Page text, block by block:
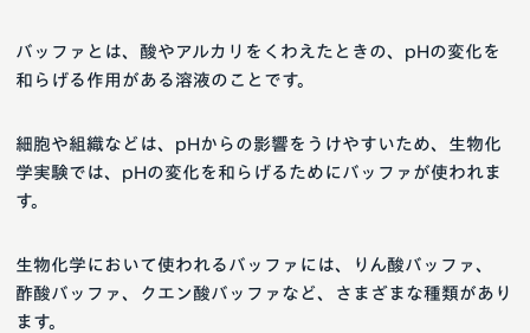
バッファとは、酸やアルカリをくわえたときの、pHの変化を
和らげる作用がある溶液のことです。
細胞や組織などは、pHからの影響をうけやすいため、生物化
学実験では、pHの変化を和らげるためにバッファが使われま
す。
生物化学において使われるバッファには、りん酸バッファ、
酢酸バッファ、クエン酸バッファなど、さまざまな種類があり
ます。